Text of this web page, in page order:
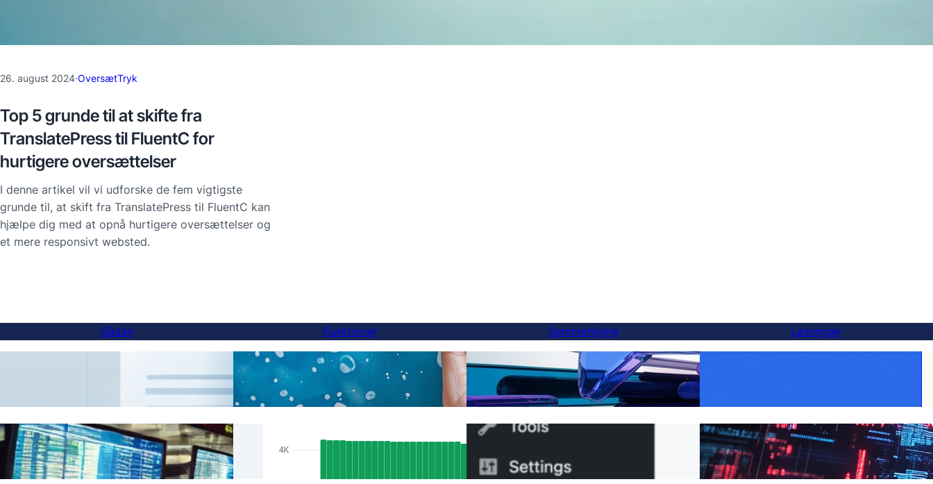
26. august 2024·OversætTryk
Top 5 grunde til at skifte fra
TranslatePress til FluentC for
hurtigere oversættelser
I denne artikel vil vi udforske de fem vigtigste
grunde til, at skift fra TranslatePress til FluentC kan
hjælpe dig med at opnå hurtigere oversættelser og
et mere responsivt websted.
Sådan
Sådan tilføjes en sprogskifter til
Spring over oversættelser for specifikt
indhold med FluentC
Funktioner
AI-oversættelser
Ægte SEO-resultater: Sådan har FluentC’s
Sammenligne
Endelig en bedre Weglot-alternativ — og
du kan skifte på 5 minutter
minutter
Løsninger
Ubesværet hjemmesideoversættelse for
kunder